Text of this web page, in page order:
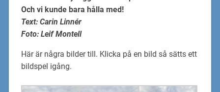
Och vi kunde bara hålla med!
Text: Carin Linnér
Foto: Leif Montell
Här är några bilder till. Klicka på en bild så sätts ett
bildspel igång.